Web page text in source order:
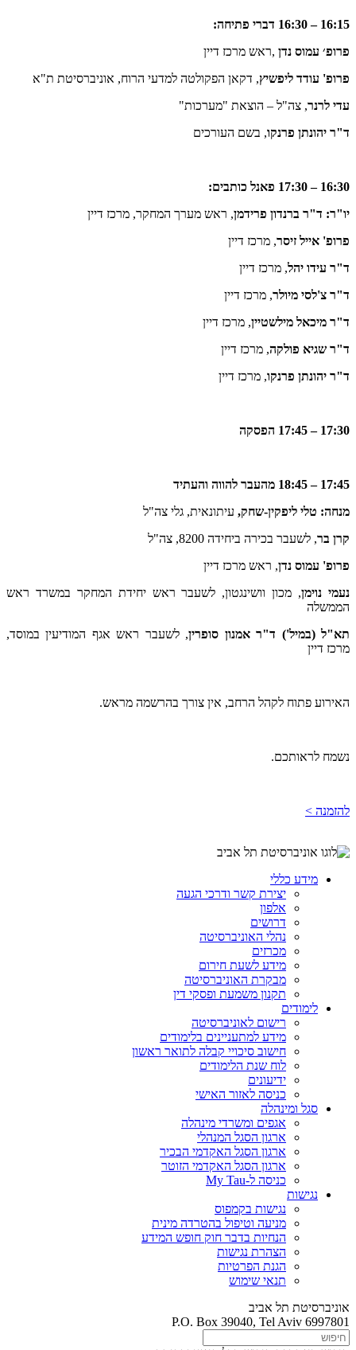
16:15 – 16:30 דברי פתיחה
:
פרופ׳ עמוס נדן ,ראש מרכז דיין
פרופ' עודד ליפשיץ, דקאן הפקולטה למדעי הרוח, אוניברסיטת ת"א
עדי לרנר, צה"ל – הוצאת "מערכות"
ד"ר יהונתן פרנקו, בשם העורכים
16:30 – 17:30 פאנל כותבים:
יו"ר: ד"ר ברנדון פרידמן, ראש מערך המחקר, מרכז דיין
פרופ' אייל זיסר, מרכז דיין
ד"ר עידו יהל, מרכז דיין
ד"ר צ'לסי מיולר, מרכז דיין
ד"ר מיכאל מילשטיין, מרכז דיין
ד"ר שגיא פולקה, מרכז דיין
ד"ר יהונתן פרנקו, מרכז דיין
17:30 – 17:45 הפסקה
17:45 – 18:45 מהעבר להווה והעתיד
מנחה: טלי ליפקין-שחק, עיתונאית, גלי צה"ל
קרן בר, לשעבר בכירה ביחידה 8200, צה"ל
פרופ' עמוס נדן, ראש מרכז דיין
נעמי נוימן, מכון וושינגטון, לשעבר ראש יחידת המחקר במשרד ראש
הממשלה
תא"ל (במיל') ד"ר אמנון סופרין, לשעבר ראש אגף המודיעין במוסד,
מרכז דיין
האירוע פתוח לקהל הרחב, אין צורך בהרשמה מראש.
נשמח לראותכם.
להזמנה >
מידע כללי
יצירת קשר ודרכי הגעה
אלפון
דרושים
נהלי האוניברסיטה
מכרזים
מידע לשעת חירום
מבקרת האוניברסיטה
תקנון משמעת ופסקי דין
לימודים
רישום לאוניברסיטה
מידע למתעניינים בלימודים
חישוב סיכויי קבלה לתואר ראשון
לוח שנת הלימודים
ידיעונים
כניסה לאזור האישי
סגל ומינהלה
אגפים ומשרדי מינהלה
ארגון הסגל המנהלי
ארגון הסגל האקדמי הבכיר
ארגון הסגל האקדמי הזוטר
כניסה ל-My Tau
נגישות
נגישות בקמפוס
מניעה וטיפול בהטרדה מינית
הנחיות בדבר חוק חופש המידע
הצהרת נגישות
הגנת הפרטיות
תנאי שימוש
אוניברסיטת תל אביב
P.O. Box 39040, Tel Aviv 6997801